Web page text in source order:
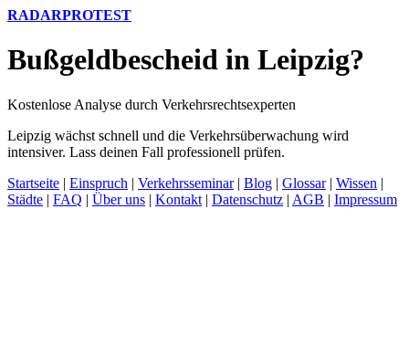
RADARPROTEST
Bußgeldbescheid in Leipzig?
Kostenlose Analyse durch Verkehrsrechtsexperten
Leipzig wächst schnell und die Verkehrsüberwachung wird
intensiver. Lass deinen Fall professionell prüfen.
Startseite | Einspruch | Verkehrsseminar| Blog | Glossar| Wissen |
Städte | FAQ | Über uns | Kontakt | Datenschutz | AGB | Impressum